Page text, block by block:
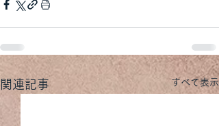
関連記事 すべて表示